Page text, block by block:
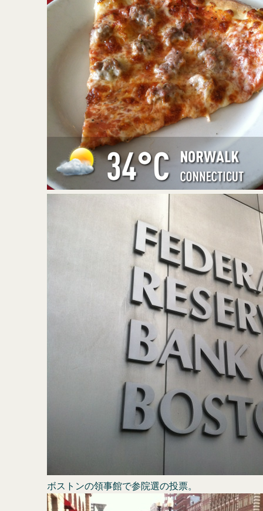
ボストンの領事館で参院選の投票。